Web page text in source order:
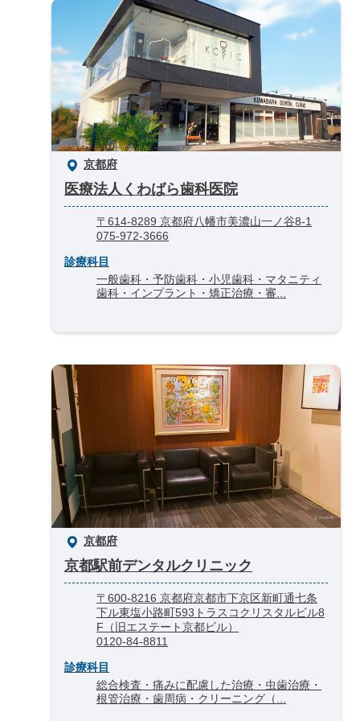
京都府
医療法人くわばら歯科医院
〒614-8289 京都府八幡市美濃山一ノ谷8-1
075-972-3666
診療科目
一般歯科・予防歯科・小児歯科・マタニティ
歯科・インプラント・矯正治療・審...
京都府
京都駅前デンタルクリニック
〒600-8216 京都府京都市下京区新町通七条
下ル東塩小路町593トラスコクリスタルビル8
F（旧エステート京都ビル）
0120-84-8811
診療科目
総合検査・痛みに配慮した治療・虫歯治療・
根管治療・歯周病・クリーニング（...